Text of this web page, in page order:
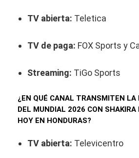
TV abierta: Teletica
TV de paga: FOX Sports y
Streaming: TiGo Sports
¿EN QUÉ CANAL TRANSMITEN LA
DEL MUNDIAL 2026 CON SHAKIRA
HOY EN HONDURAS?
TV abierta: Televicentro